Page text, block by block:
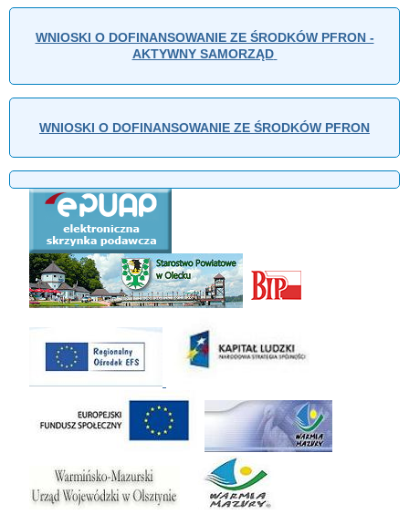
WNIOSKI O DOFINANSOWANIE ZE ŚRODKÓW PFRON -
AKTYWNY SAMORZĄD
WNIOSKI O DOFINANSOWANIE ZE ŚRODKÓW PFRON